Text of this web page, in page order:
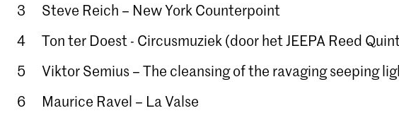
Steve Reich – New York Counterpoint
Ton ter Doest - Circusmuziek (door het JEEPA Reed
Viktor Semius – The cleansing of the ravaging seeping
Maurice Ravel – La Valse